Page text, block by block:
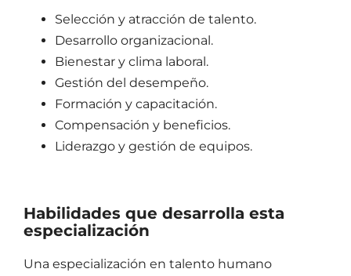
Selección y atracción de talento.
Desarrollo organizacional.
Bienestar y clima laboral.
Gestión del desempeño.
Formación y capacitación.
Compensación y beneficios.
Liderazgo y gestión de equipos.
Habilidades que desarrolla esta
especialización
Una especialización en talento humano